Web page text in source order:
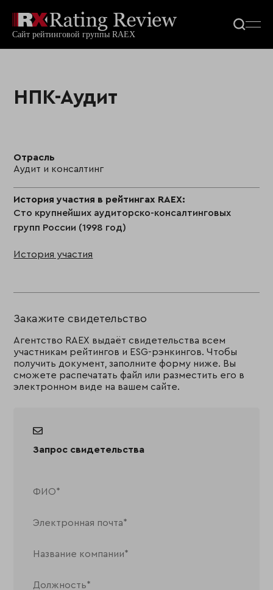
НПК-Аудит
Отрасль
Аудит и консалтинг
История участия в рейтингах RAEX:
Сто крупнейших аудиторско-консалтинговых
групп России (1998 год)
История участия
Закажите свидетельство
Агентство RAEX выдаёт свидетельства всем
участникам рейтингов и ESG-рэнкингов. Чтобы
получить документ, заполните форму ниже. Вы
сможете распечатать файл или разместить его в
электронном виде на вашем сайте.
Запрос свидетельства